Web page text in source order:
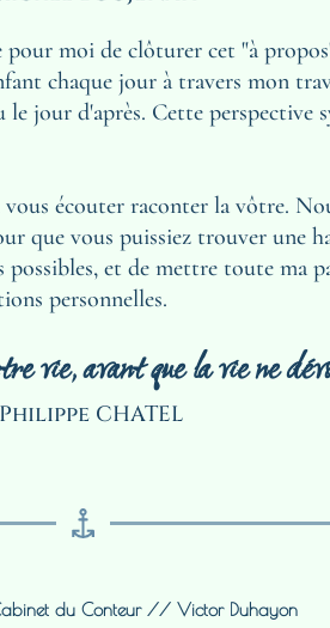
moi de clôturer cet "à
chaque jour à travers mon
jour d'après. Cette perspective
écouter raconter la vôtre.
que vous puissiez trouver
et de mettre toute ma
personnelles.
vie, avant que la vie ne
CHATEL
du Conteur // Victor Duhayon